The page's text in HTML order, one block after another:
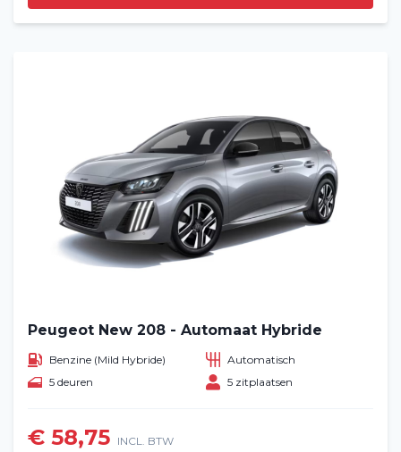
Peugeot New 208 - Automaat Hybride
Benzine (Mild Hybride)
Automatisch
5 deuren
5 zitplaatsen
€ 58,75 INCL. BTW